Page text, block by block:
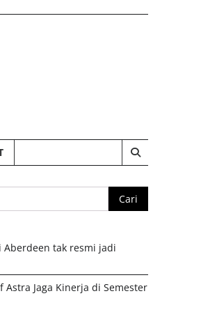
Aberdeen tak resmi jadi
Astra Jaga Kinerja di Semester